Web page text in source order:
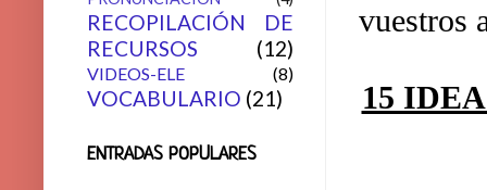
vuestros
15
RECOPILACIÓN DE
RECURSOS
(12)
VIDEOS-ELE (8)
VOCABULARIO (21)
ENTRADAS POPULARES